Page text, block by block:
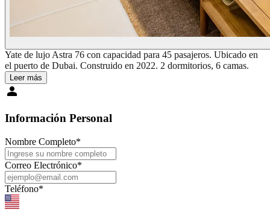
Yate de lujo Astra 76 con capacidad para 45 pasajeros. Ubicado en
el puerto de Dubai. Construido en 2022. 2 dormitorios, 6 camas.
Leer más
Información Personal
Nombre Completo*
Correo Electrónico*
Teléfono*